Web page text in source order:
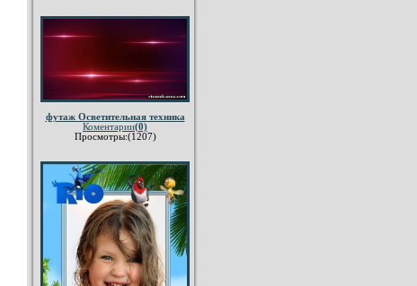
футаж Осветительная техника
Коментарии(0)
Просмотры:(1207)